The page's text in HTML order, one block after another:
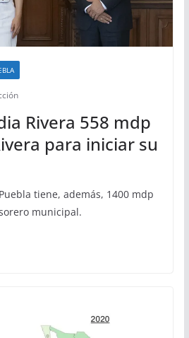
Rivera 558 mdp
para iniciar su
tiene, además, 1400 mdp
municipal.